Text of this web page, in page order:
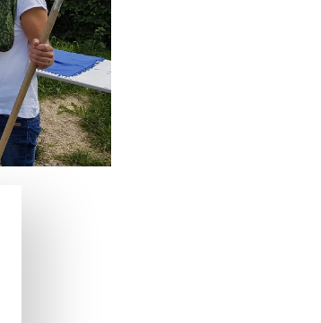
und
unserem Gewinnspiel! Bis 31.
feiert die Kreissparkasse